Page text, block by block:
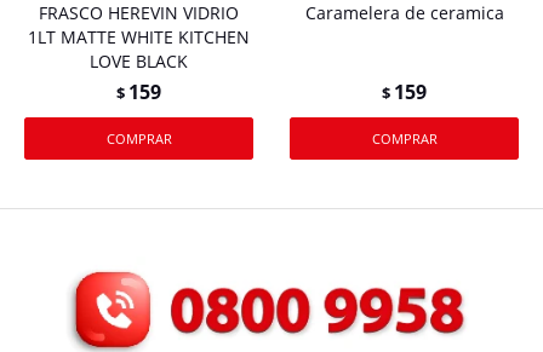
FRASCO HEREVIN VIDRIO
1LT MATTE WHITE KITCHEN
LOVE BLACK
$ 159
Caramelera de ceramica
$ 159